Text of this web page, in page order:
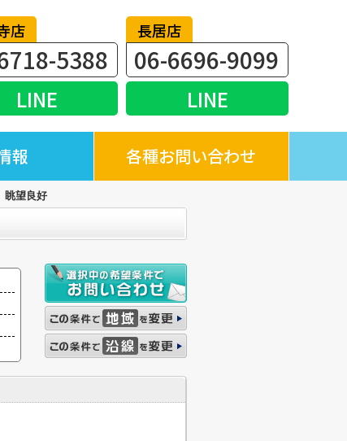
店
5388
LINE
長居店
06-6696-9099
LINE
報 各種お問い合わせ
眺望良好